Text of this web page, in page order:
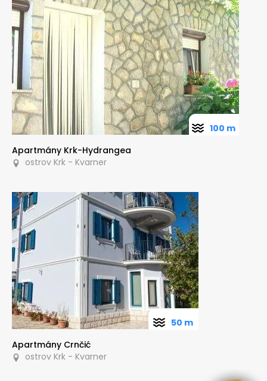
Apartmány Krk-Hydrangea
ostrov Krk - Kvarner
100 m
Apartmány Crnčić
ostrov Krk - Kvarner
50 m